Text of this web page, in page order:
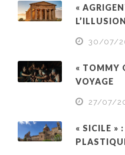
«
30/07/
« TOMMY
VOYAGE
27/07/
« SICILE »